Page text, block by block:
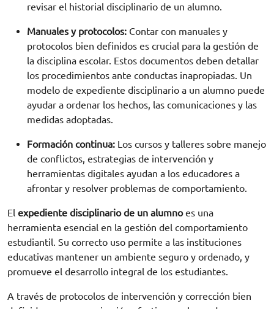
revisar el historial disciplinario de un alumno.
Manuales y protocolos: Contar con manuales y
protocolos bien definidos es crucial para la gestión de
la disciplina escolar. Estos documentos deben detallar
los procedimientos ante conductas inapropiadas. Un
modelo de expediente disciplinario a un alumno puede
ayudar a ordenar los hechos, las comunicaciones y las
medidas adoptadas.
Formación continua: Los cursos y talleres sobre manejo
de conflictos, estrategias de intervención y
herramientas digitales ayudan a los educadores a
afrontar y resolver problemas de comportamiento.
El expediente disciplinario de un alumnoes una
herramienta esencial en la gestión del comportamiento
estudiantil. Su correcto uso permite a las instituciones
educativas mantener un ambiente seguro y ordenado, y
promueve el desarrollo integral de los estudiantes.
A través de protocolos de intervención y corrección bien